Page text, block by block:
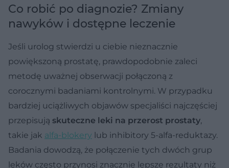
Co robić po diagnozie? Zmiany
nawyków i dostępne leczenie
Jeśli urolog stwierdzi u ciebie nieznacznie
powiększoną prostatę, prawdopodobnie zaleci
metodę uważnej obserwacji połączoną z
corocznymi badaniami kontrolnymi. W przypadku
bardziej uciążliwych objawów specjaliści najczęściej
przepisują skuteczne leki na przerost prostaty,
takie jak alfa-blokery lub inhibitory 5-alfa-reduktazy.
Badania dowodzą, że połączenie tych dwóch grup
leków często przynosi znacznie lepsze rezultaty niż